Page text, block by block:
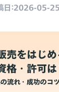
日：2026-05-25